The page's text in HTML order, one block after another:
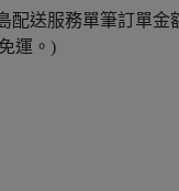
配送服務單筆訂單金
運。)